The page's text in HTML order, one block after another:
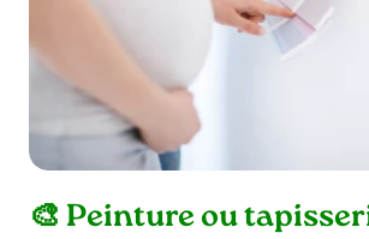
🎨 Peinture ou